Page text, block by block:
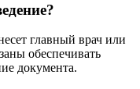
главный врач или
обеспечивать
документа.